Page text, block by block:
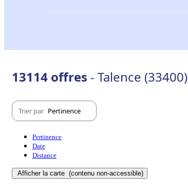
13114 offres - Talence (33400)
Trier par Pertinence
Pertinence
Date
Distance
Afficher la carte (contenu non-accessible)